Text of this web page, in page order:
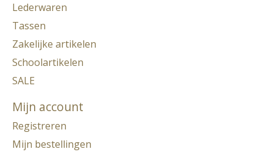
Lederwaren
Tassen
Zakelijke artikelen
Schoolartikelen
SALE
Mijn account
Registreren
Mijn bestellingen